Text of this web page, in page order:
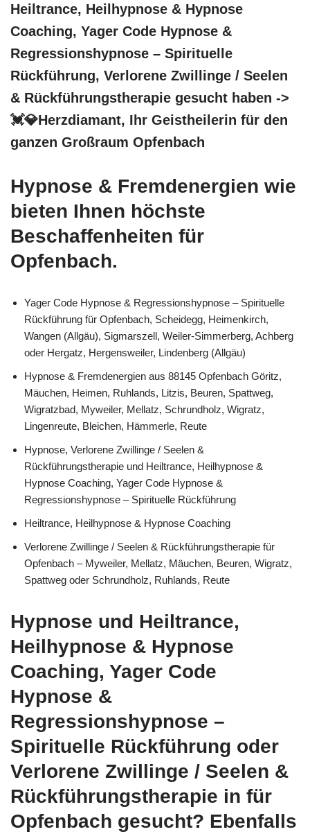
Heiltrance, Heilhypnose & Hypnose
Coaching, Yager Code Hypnose &
Regressionshypnose – Spirituelle
Rückführung, Verlorene Zwillinge / Seelen
& Rückführungstherapie gesucht haben ->
💓️💎Herzdiamant, Ihr Geistheilerin für den
ganzen Großraum Opfenbach
Hypnose & Fremdenergien wie
bieten Ihnen höchste
Beschaffenheiten für
Opfenbach.
Yager Code Hypnose & Regressionshypnose – Spirituelle
Rückführung für Opfenbach, Scheidegg, Heimenkirch,
Wangen (Allgäu), Sigmarszell, Weiler-Simmerberg, Achberg
oder Hergatz, Hergensweiler, Lindenberg (Allgäu)
Hypnose & Fremdenergien aus 88145 Opfenbach Göritz,
Mäuchen, Heimen, Ruhlands, Litzis, Beuren, Spattweg,
Wigratzbad, Myweiler, Mellatz, Schrundholz, Wigratz,
Lingenreute, Bleichen, Hämmerle, Reute
Hypnose, Verlorene Zwillinge / Seelen &
Rückführungstherapie und Heiltrance, Heilhypnose &
Hypnose Coaching, Yager Code Hypnose &
Regressionshypnose – Spirituelle Rückführung
Heiltrance, Heilhypnose & Hypnose Coaching
Verlorene Zwillinge / Seelen & Rückführungstherapie für
Opfenbach – Myweiler, Mellatz, Mäuchen, Beuren, Wigratz,
Spattweg oder Schrundholz, Ruhlands, Reute
Hypnose und Heiltrance,
Heilhypnose & Hypnose
Coaching, Yager Code
Hypnose &
Regressionshypnose –
Spirituelle Rückführung oder
Verlorene Zwillinge / Seelen &
Rückführungstherapie in für
Opfenbach gesucht? Ebenfalls